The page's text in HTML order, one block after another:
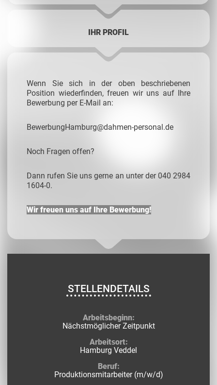
IHR PROFIL
Wenn Sie sich in der oben beschriebenen
Position wiederfinden, freuen wir uns auf Ihre
Bewerbung per E-Mail an:
BewerbungHamburg@dahmen-personal.de
Noch Fragen offen?
Dann rufen Sie uns gerne an unter der 040 2984
1604-0.
Wir freuen uns auf Ihre Bewerbung!
STELLENDETAILS
Arbeitsbeginn:
Nächstmöglicher Zeitpunkt
Arbeitsort:
Hamburg Veddel
Beruf:
Produktionsmitarbeiter (m/w/d)